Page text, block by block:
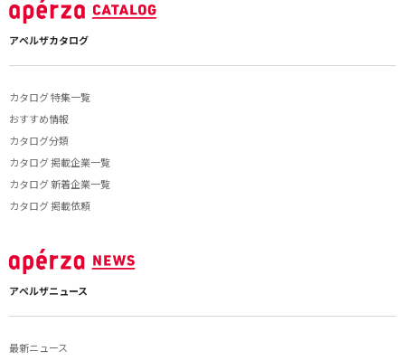
アペルザカタログ
カタログ 特集一覧
おすすめ情報
カタログ分類
カタログ 掲載企業一覧
カタログ 新着企業一覧
カタログ 掲載依頼
アペルザニュース
最新ニュース